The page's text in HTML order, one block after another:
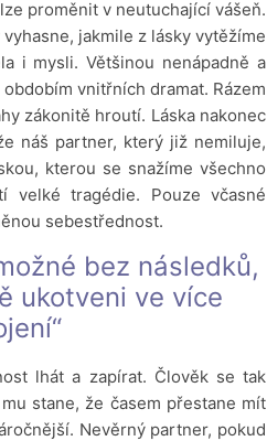
proměnit v neutuchající vášeň.
jakmile z lásky vytěžíme
i mysli. Většinou nenápadně a
vnitřních dramat. Rázem
zákonitě hroutí. Láska nakonec
náš partner, který již nemiluje,
kterou se snažíme všechno
velké tragédie. Pouze včasné
sebestřednost.
bez následků,
ukotveni ve více
lhát a zapírat. Člověk se tak
stane, že časem přestane mít
Nevěrný partner, pokud